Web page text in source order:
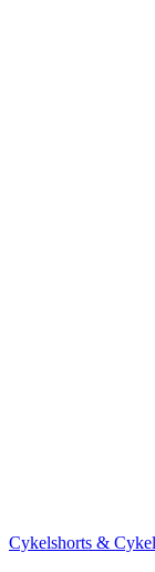
Cykelshorts &